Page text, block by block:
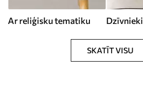
Ar reliģisku tematiku Dzīvnieki
SKATĪT VISU